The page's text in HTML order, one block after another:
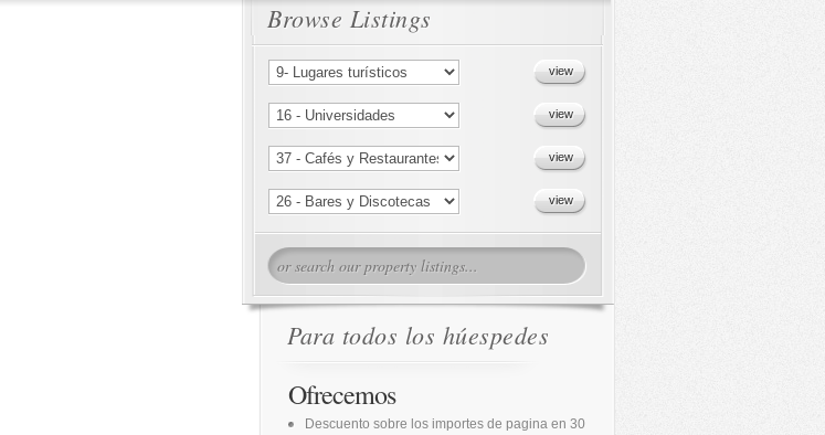
Browse Listings
Para todos los húespedes
Ofrecemos
Descuento sobre los importes de pagina en 30